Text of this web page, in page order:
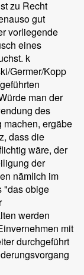
zu Recht
gut
vorliegende
eines
k
Germer/Kopp
man der
des
machen, ergäbe
dass die
wäre, der
der
nämlich im
"das obige
werden
mit
durchgeführt